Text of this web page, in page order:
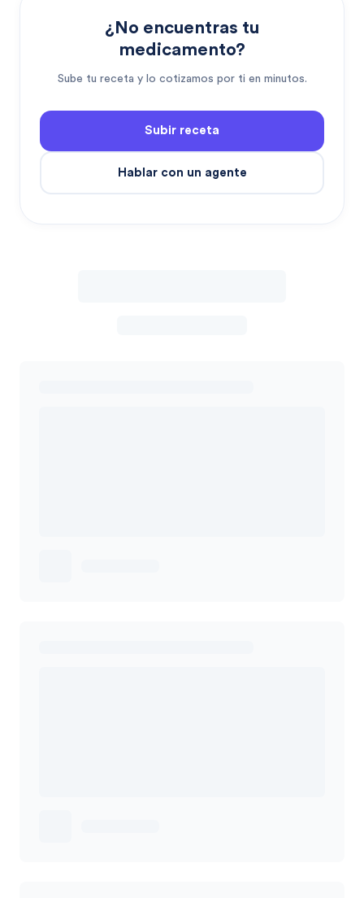
¿No encuentras tu
medicamento?
Sube tu receta y lo cotizamos por ti en minutos.
Subir receta
Hablar con un agente